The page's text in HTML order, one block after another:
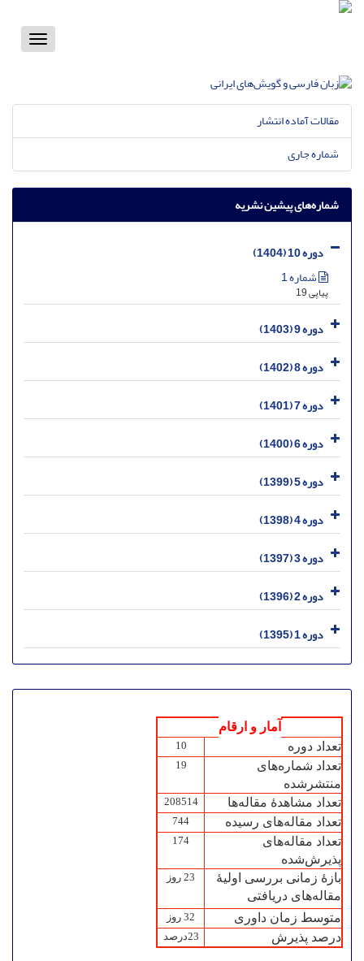
Toggle
مقالات آماده انتشار
شماره جاری
شماره‌های پیشین نشریه
دوره 10 (1404)
شماره 1
پیاپی 19
دوره 9 (1403)
دوره 8 (1402)
دوره 7 (1401)
دوره 6 (1400)
دوره 5 (1399)
دوره 4 (1398)
دوره 3 (1397)
دوره 2 (1396)
دوره 1 (1395)
آمار و ارقام
تعداد دوره
10
تعداد شماره‌های
منتشرشده
19
تعداد مشاهدۀ مقاله‌ها 208514
تعداد مقاله‌های رسیده 744
تعداد مقاله‌های
پذیرش‌شده
174
بازۀ زمانی بررسی اولیۀ
مقاله‌های دریافتی
23 روز
متوسط زمان داوری 32 روز
درصد پذیرش 23درصد